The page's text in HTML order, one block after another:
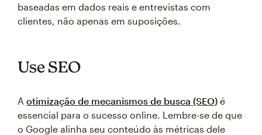
baseadas em dados reais e entrevistas com
clientes, não apenas em suposições.
Use SEO
A otimização de mecanismos de busca (SEO) é
essencial para o sucesso online. Lembre-se de que
o Google alinha seu conteúdo às métricas dele